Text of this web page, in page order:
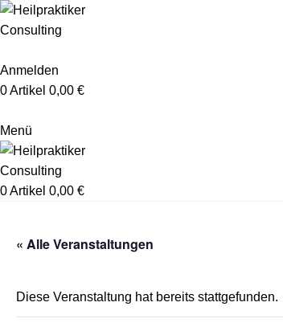
Anmelden
0Artikel 0,00 €
Menü
0Artikel 0,00 €
« Alle Veranstaltungen
Diese Veranstaltung hat bereits stattgefunden.